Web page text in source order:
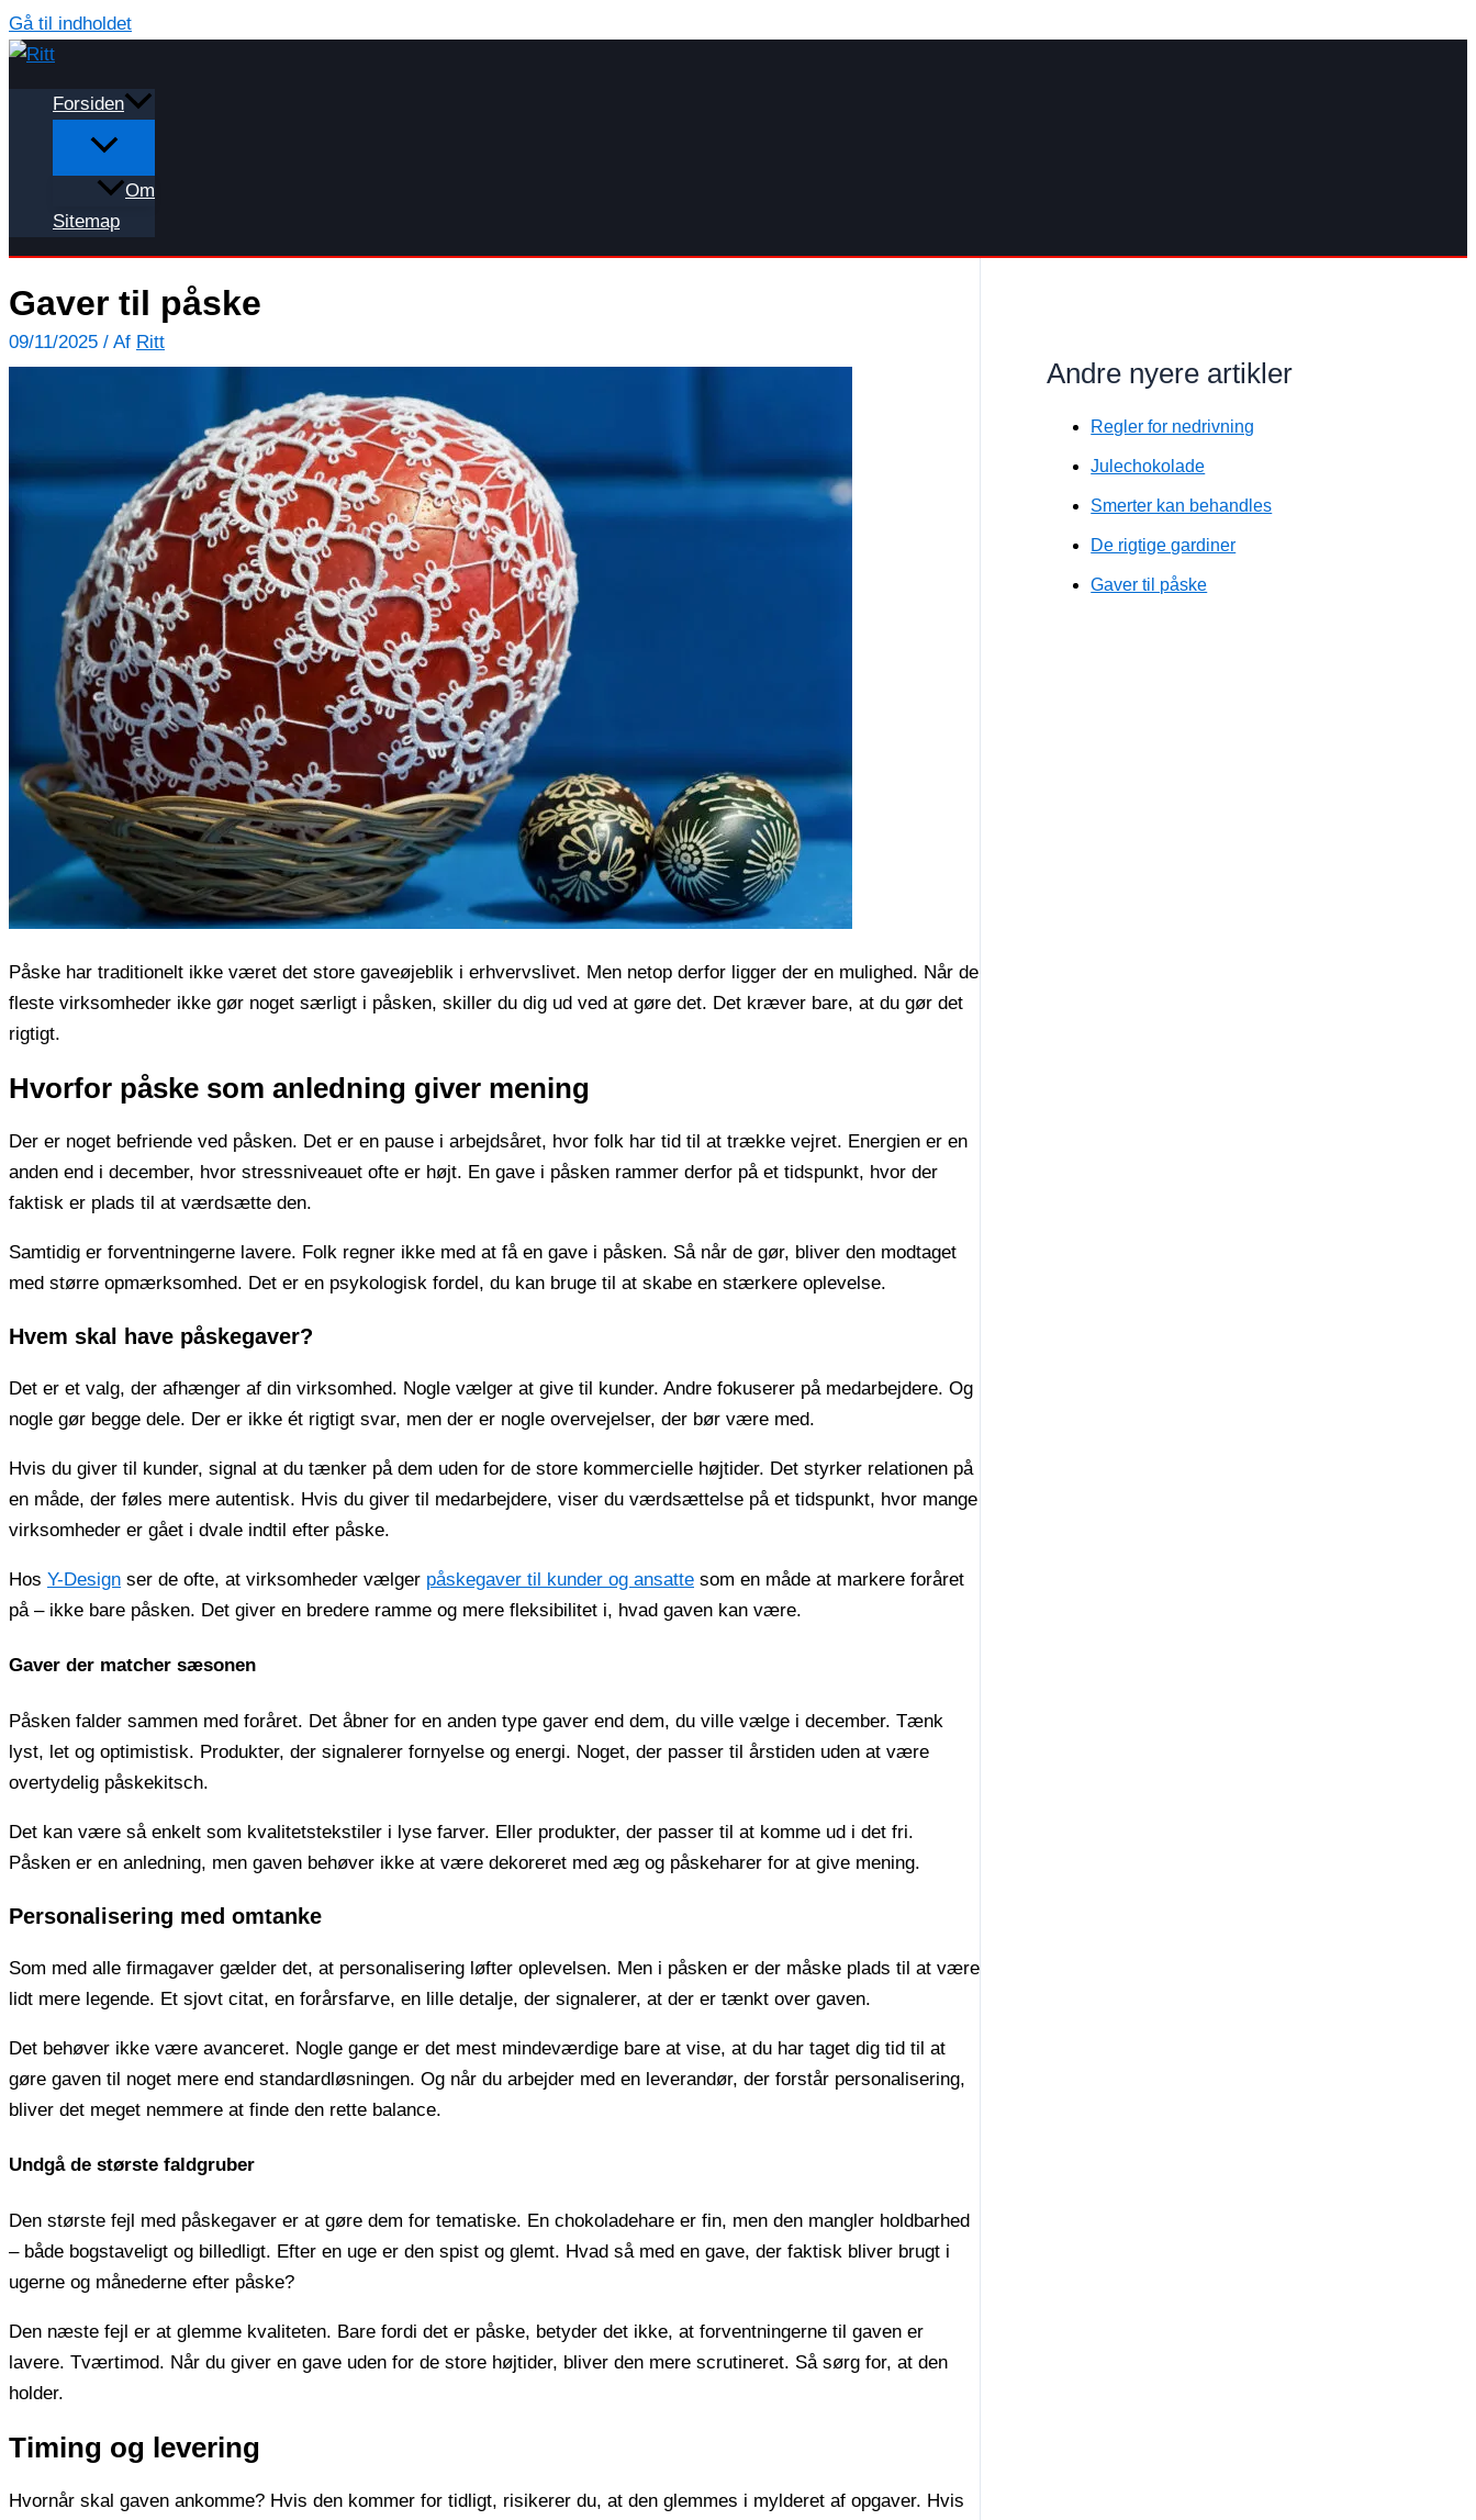
Gå til indholdet
Forsiden
Om
Sitemap
Gaver til påske
09/11/2025 / Af Ritt
Påske har traditionelt ikke været det store gaveøjeblik i erhvervslivet. Men netop derfor ligger der en mulighed. Når de
fleste virksomheder ikke gør noget særligt i påsken, skiller du dig ud ved at gøre det. Det kræver bare, at du gør det
rigtigt.
Hvorfor påske som anledning giver mening
Der er noget befriende ved påsken. Det er en pause i arbejdsåret, hvor folk har tid til at trække vejret. Energien er en
anden end i december, hvor stressniveauet ofte er højt. En gave i påsken rammer derfor på et tidspunkt, hvor der
faktisk er plads til at værdsætte den.
Samtidig er forventningerne lavere. Folk regner ikke med at få en gave i påsken. Så når de gør, bliver den modtaget
med større opmærksomhed. Det er en psykologisk fordel, du kan bruge til at skabe en stærkere oplevelse.
Hvem skal have påskegaver?
Det er et valg, der afhænger af din virksomhed. Nogle vælger at give til kunder. Andre fokuserer på medarbejdere. Og
nogle gør begge dele. Der er ikke ét rigtigt svar, men der er nogle overvejelser, der bør være med.
Hvis du giver til kunder, signal at du tænker på dem uden for de store kommercielle højtider. Det styrker relationen på
en måde, der føles mere autentisk. Hvis du giver til medarbejdere, viser du værdsættelse på et tidspunkt, hvor mange
virksomheder er gået i dvale indtil efter påske.
Hos Y-Design ser de ofte, at virksomheder vælger påskegaver til kunder og ansatte som en måde at markere foråret
på – ikke bare påsken. Det giver en bredere ramme og mere fleksibilitet i, hvad gaven kan være.
Gaver der matcher sæsonen
Påsken falder sammen med foråret. Det åbner for en anden type gaver end dem, du ville vælge i december. Tænk
lyst, let og optimistisk. Produkter, der signalerer fornyelse og energi. Noget, der passer til årstiden uden at være
overtydelig påskekitsch.
Det kan være så enkelt som kvalitetstekstiler i lyse farver. Eller produkter, der passer til at komme ud i det fri.
Påsken er en anledning, men gaven behøver ikke at være dekoreret med æg og påskeharer for at give mening.
Personalisering med omtanke
Som med alle firmagaver gælder det, at personalisering løfter oplevelsen. Men i påsken er der måske plads til at være
lidt mere legende. Et sjovt citat, en forårsfarve, en lille detalje, der signalerer, at der er tænkt over gaven.
Det behøver ikke være avanceret. Nogle gange er det mest mindeværdige bare at vise, at du har taget dig tid til at
gøre gaven til noget mere end standardløsningen. Og når du arbejder med en leverandør, der forstår personalisering,
bliver det meget nemmere at finde den rette balance.
Undgå de største faldgruber
Den største fejl med påskegaver er at gøre dem for tematiske. En chokoladehare er fin, men den mangler holdbarhed
– både bogstaveligt og billedligt. Efter en uge er den spist og glemt. Hvad så med en gave, der faktisk bliver brugt i
ugerne og månederne efter påske?
Den næste fejl er at glemme kvaliteten. Bare fordi det er påske, betyder det ikke, at forventningerne til gaven er
lavere. Tværtimod. Når du giver en gave uden for de store højtider, bliver den mere scrutineret. Så sørg for, at den
holder.
Timing og levering
Hvornår skal gaven ankomme? Hvis den kommer for tidligt, risikerer du, at den glemmes i mylderet af opgaver. Hvis
Andre nyere artikler
Regler for nedrivning
Julechokolade
Smerter kan behandles
De rigtige gardiner
Gaver til påske